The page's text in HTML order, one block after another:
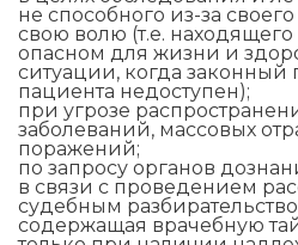
не способного из-за
свою волю (т.е. находящего
опасном для жизни и
ситуации, когда законный
пациента недоступен);
при угрозе
заболеваний, массовых
поражений;
по запросу органов
в связи с проведением
судебным
содержащая врачебную